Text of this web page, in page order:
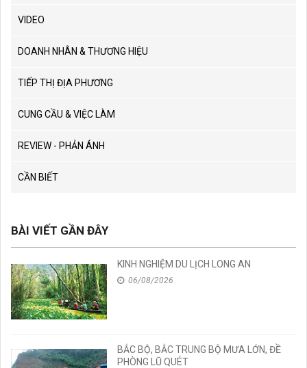
VIDEO
DOANH NHÂN & THƯƠNG HIỆU
TIẾP THỊ ĐỊA PHƯƠNG
CUNG CẦU & VIỆC LÀM
REVIEW - PHẢN ÁNH
CẦN BIẾT
BÀI VIẾT GẦN ĐÂY
KINH NGHIỆM DU LỊCH LONG AN
06/08/2026
BẮC BỘ, BẮC TRUNG BỘ MƯA LỚN, ĐỀ
PHÒNG LŨ QUÉT